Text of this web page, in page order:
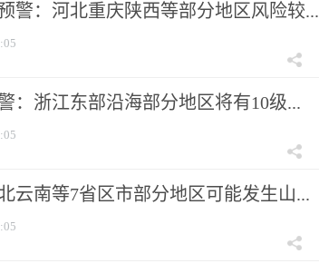
警：河北重庆陕西等部分地区风险较...
：浙江东部沿海部分地区将有10级...
云南等7省区市部分地区可能发生山...